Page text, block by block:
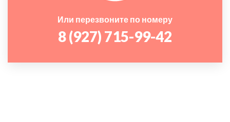
Или перезвоните по номеру
8 (927) 715-99-42